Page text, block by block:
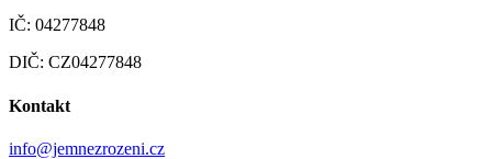
IČ: 04277848
DIČ: CZ04277848
Kontakt
info@jemnezrozeni.cz